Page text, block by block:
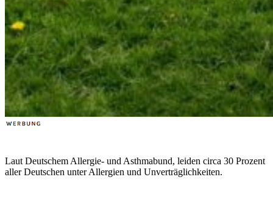
Laut Deutschem Allergie- und Asthmabund, leiden circa 30 Prozent
aller Deutschen unter Allergien und Unverträglichkeiten.